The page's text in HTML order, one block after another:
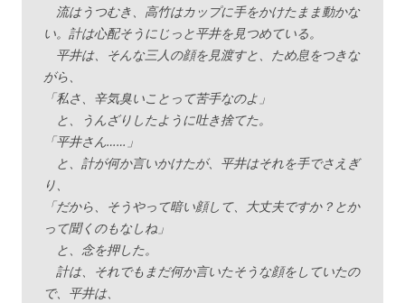
流はうつむき、高竹はカップに手をかけたまま動かな
い。計は心配そうにじっと平井を見つめている。
平井は、そんな三人の顔を見渡すと、ため息をつきな
がら、
「私さ、辛気臭いことって苦手なのよ」
と、うんざりしたように吐き捨てた。
「平井さん……」
と、計が何か言いかけたが、平井はそれを手でさえぎ
り、
「だから、そうやって暗い顔して、大丈夫ですか？とか
って聞くのもなしね」
と、念を押した。
計は、それでもまだ何か言いたそうな顔をしていたの
で、平井は、